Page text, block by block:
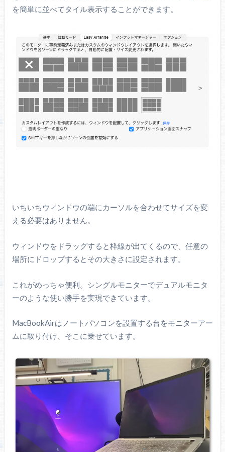
を簡単に並べてタイル表示することができます。
いちいちウィンドウの端にカーソルを合わせてサイズを変
える必要はありません。
ウィンドウをドラッグすると枠線が出てくるので、任意の
場所にドロップするとその大きさに設定されます。
これがめっちゃ便利。シングルモニターでデュアルモニタ
ーのような使い勝手を実現できています。
MacBookAirはノートパソコンを設置する台をモニターアー
ムに取り付け、そこに乗せています。